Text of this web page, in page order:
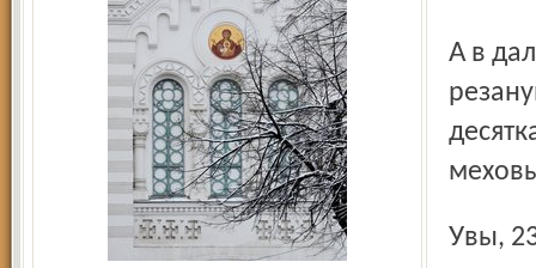
А в дальнем углу фермы нам предстало зрелище,
Увы, 23 ягнёнка не дожили даже до конца первой недели,